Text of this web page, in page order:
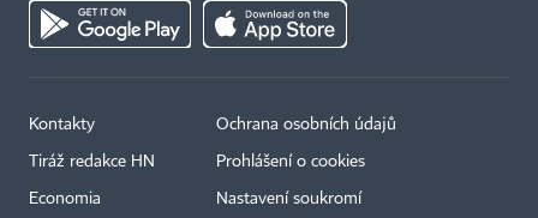
Kontakty
Tiráž redakce HN
Economia
Ochrana osobních údajů
Prohlášení o cookies
Nastavení soukromí